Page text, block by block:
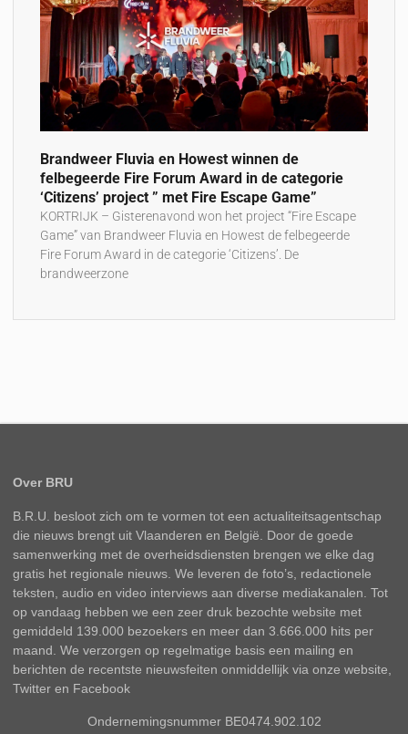
Brandweer Fluvia en Howest winnen de
felbegeerde Fire Forum Award in de categorie
‘Citizens’ project ” met Fire Escape Game”
KORTRIJK – Gisterenavond won het project “Fire Escape
Game” van Brandweer Fluvia en Howest de felbegeerde
Fire Forum Award in de categorie ‘Citizens’. De
brandweerzone
Over BRU
B.R.U. besloot zich om te vormen tot een actualiteitsagentschap
die nieuws brengt uit Vlaanderen en België. Door de goede
samenwerking met de overheidsdiensten brengen we elke dag
gratis het regionale nieuws. We leveren de foto’s, redactionele
teksten, audio en video interviews aan diverse mediakanalen. Tot
op vandaag hebben we een zeer druk bezochte website met
gemiddeld 139.000 bezoekers en meer dan 3.666.000 hits per
maand. We verzorgen op regelmatige basis een mailing en
berichten de recentste nieuwsfeiten onmiddellijk via onze website,
Twitter en Facebook
Ondernemingsnummer BE0474.902.102